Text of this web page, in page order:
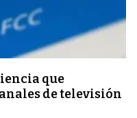
que
de televisión